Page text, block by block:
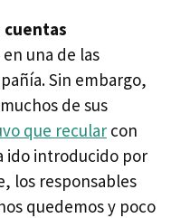
cuentas
una de las
Sin embargo,
de sus
que recular con
ido introducido por
los responsables
quedemos y poco